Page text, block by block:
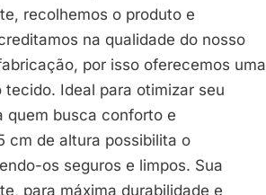
recolhemos o produto e
na qualidade do nosso
por isso oferecemos uma
Ideal para otimizar seu
quem busca conforto e
cm de altura possibilita o
os seguros e limpos. Sua
para máxima durabilidade e